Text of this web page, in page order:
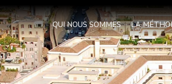
QUI NOUS SOMMES LA